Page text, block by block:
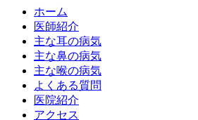
ホーム
医師紹介
主な耳の病気
主な鼻の病気
主な喉の病気
よくある質問
医院紹介
アクセス